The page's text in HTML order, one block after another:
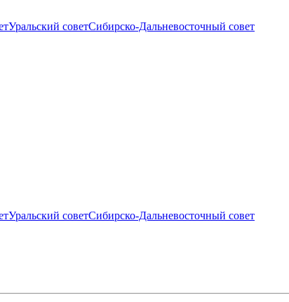
Уральский советСибирско-Дальневосточный совет
Уральский советСибирско-Дальневосточный совет